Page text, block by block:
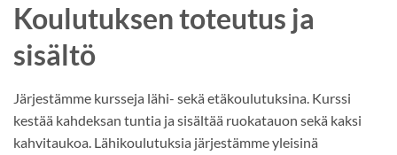
Koulutuksen toteutus ja
sisältö
Järjestämme kursseja lähi- sekä etäkoulutuksina. Kurssi
kestää kahdeksan tuntia ja sisältää ruokatauon sekä kaksi
kahvitaukoa. Lähikoulutuksia järjestämme yleisinä